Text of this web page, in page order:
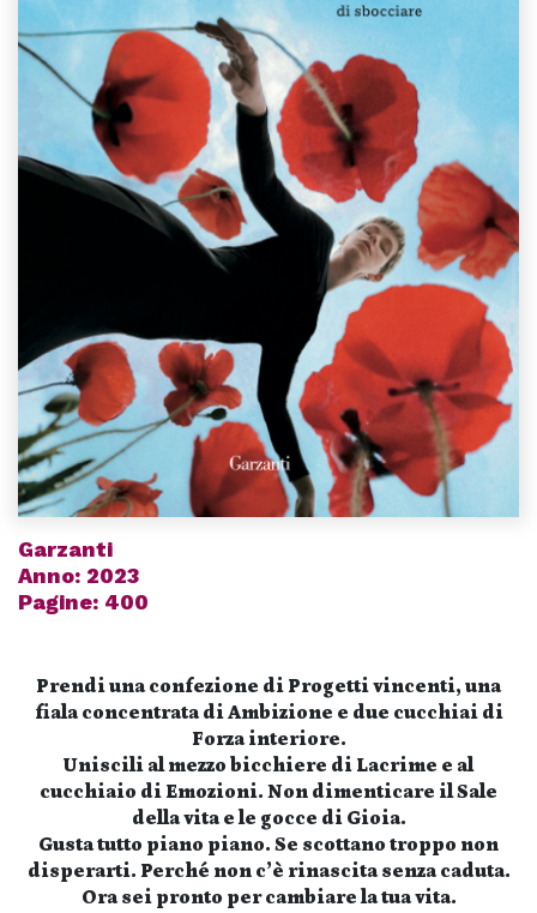
Garzanti
Anno: 2023
Pagine: 400
Prendi una confezione di Progetti vincenti, una
fiala concentrata di Ambizione e due cucchiai di
Forza interiore.
Uniscili al mezzo bicchiere di Lacrime e al
cucchiaio di Emozioni. Non dimenticare il Sale
della vita e le gocce di Gioia.
Gusta tutto piano piano. Se scottano troppo non
disperarti. Perché non c’è rinascita senza caduta.
Ora sei pronto per cambiare la tua vita.